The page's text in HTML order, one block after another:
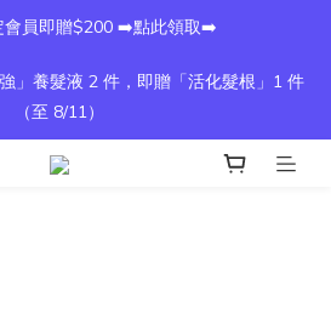
會員即贈$200 ➡️點此領取➡️
」養髮液 2 件，即贈「活化髮根」1 件
（至 8/11）